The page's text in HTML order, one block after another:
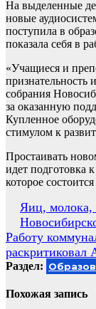
На выделенные
новые
поступила в
показала себя в
«Учащиеся и
признательность
собрания
за оказанную
Купленное
стимулом к
Простаивать
идет подготовка
которое
Навигация
по
записям
Яиц, молока,
Работу
раскритиковал
Раздел:
Похожая запись